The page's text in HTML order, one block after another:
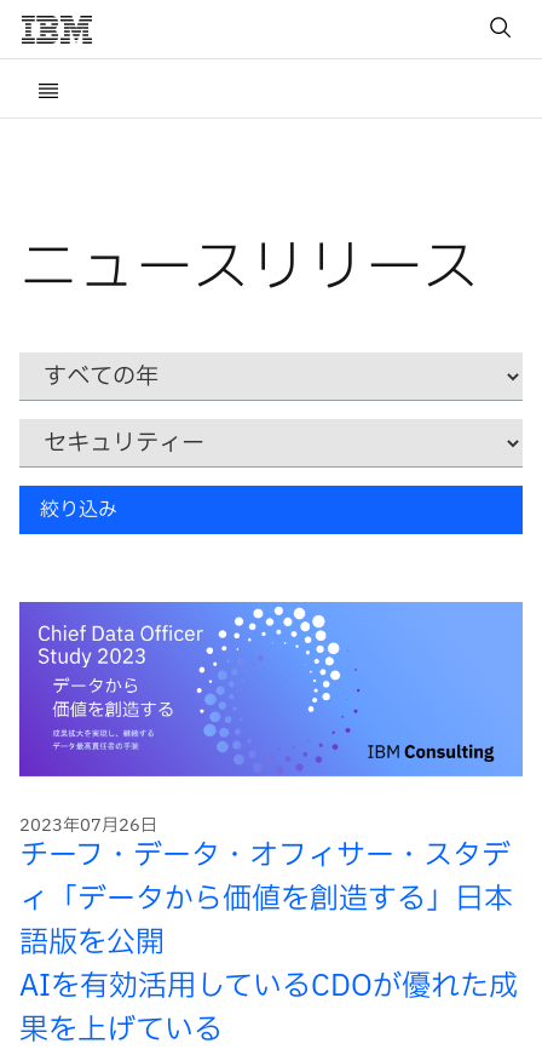
ニュースリリース
Year
カ
ゴ
リ
キ
ワ
絞り込み
2023年07月26日
チーフ・データ・オフィサー・スタデ
ィ「データから価値を創造する」日本
語版を公開
AIを有効活用しているCDOが優れた成
果を上げている